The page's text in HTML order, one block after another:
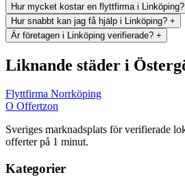
Hur mycket kostar en flyttfirma i Linköping?
Hur snabbt kan jag få hjälp i Linköping? +
Är företagen i Linköping verifierade? +
Liknande städer i
Flyttfirma Norrköping
O Offertzon
Sveriges marknadsplats för verifierade
offerter på 1 minut.
Kategorier